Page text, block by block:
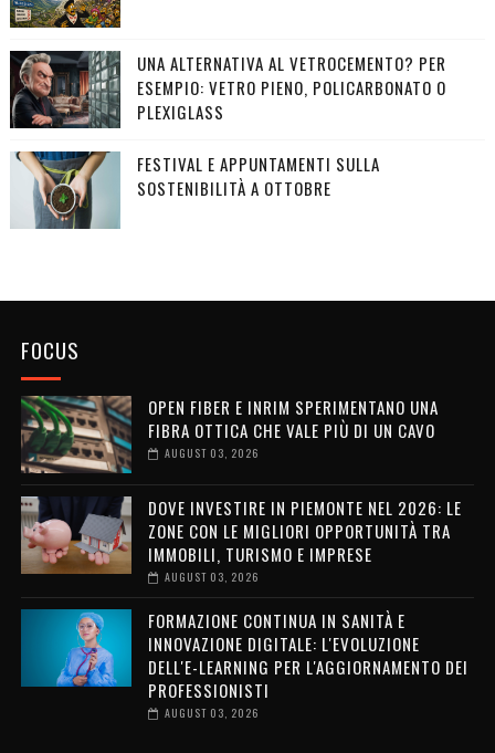
UNA ALTERNATIVA AL VETROCEMENTO? PER
ESEMPIO: VETRO PIENO, POLICARBONATO O
PLEXIGLASS
FESTIVAL E APPUNTAMENTI SULLA
SOSTENIBILITÀ A OTTOBRE
FOCUS
OPEN FIBER E INRIM SPERIMENTANO UNA
FIBRA OTTICA CHE VALE PIÙ DI UN CAVO
AUGUST 03, 2026
DOVE INVESTIRE IN PIEMONTE NEL 2026: LE
ZONE CON LE MIGLIORI OPPORTUNITÀ TRA
IMMOBILI, TURISMO E IMPRESE
AUGUST 03, 2026
FORMAZIONE CONTINUA IN SANITÀ E
INNOVAZIONE DIGITALE: L'EVOLUZIONE
DELL'E-LEARNING PER L'AGGIORNAMENTO DEI
PROFESSIONISTI
AUGUST 03, 2026